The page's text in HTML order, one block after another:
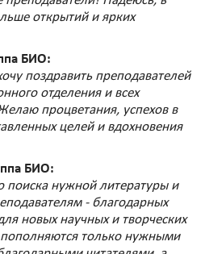
открытий и ярких
БИО:
поздравить преподавателей
отделения и всех
процветания, успехов в
целей и вдохновения
БИО:
поиска нужной литературы и
- благодарных
новых научных и творческих
только нужными